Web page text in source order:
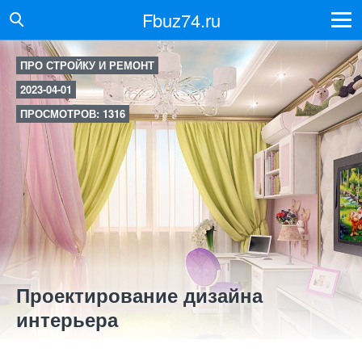
Fbuz74.ru
ПРО СТРОЙКУ И РЕМОНТ
2023-04-01
ПРОСМОТРОВ: 1316
Проектирование дизайна
интерьера